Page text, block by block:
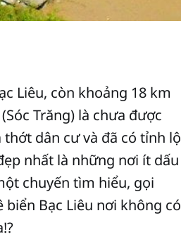
Liêu, còn khoảng 18 km
Trăng) là chưa được
dân cư và đã có tỉnh lộ
nhất là những nơi ít dấu
chuyến tìm hiểu, gọi
Bạc Liêu nơi không có